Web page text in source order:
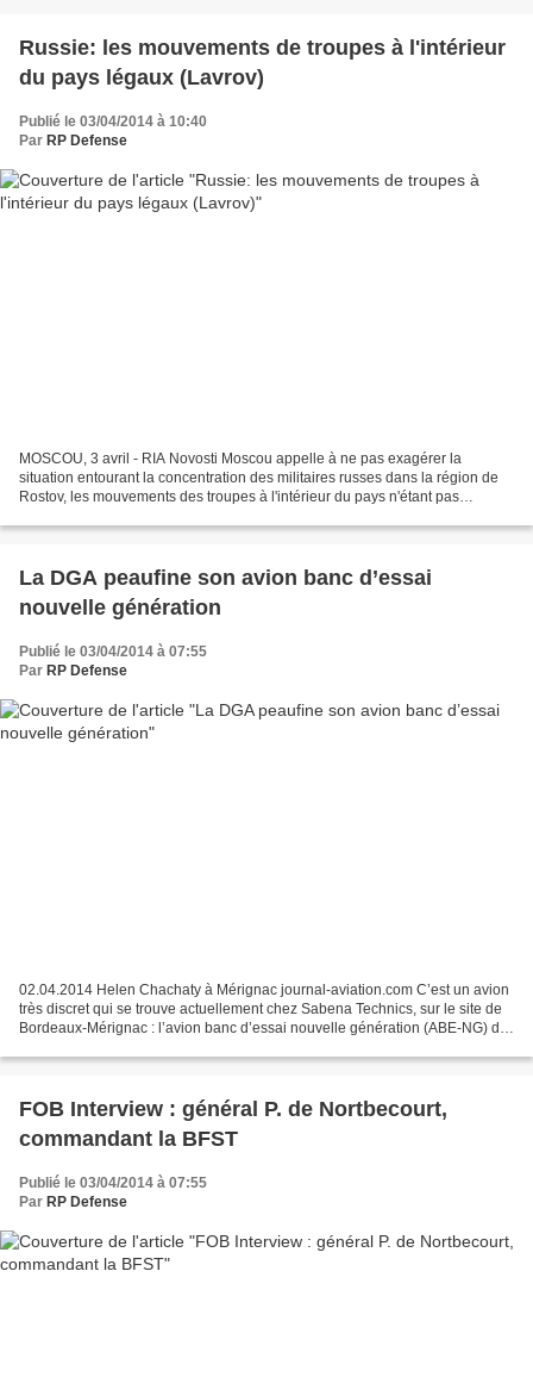
Russie: les mouvements de troupes à l'intérieur
du pays légaux (Lavrov)
Publié le 03/04/2014 à 10:40
Par RP Defense
MOSCOU, 3 avril - RIA Novosti Moscou appelle à ne pas exagérer la
situation entourant la concentration des militaires russes dans la région de
Rostov, les mouvements des troupes à l'intérieur du pays n'étant pas
La DGA peaufine son avion banc d’essai
nouvelle génération
Publié le 03/04/2014 à 07:55
Par RP Defense
02.04.2014 Helen Chachaty à Mérignac journal-aviation.com C’est un avion
très discret qui se trouve actuellement chez Sabena Technics, sur le site de
Bordeaux-Mérignac : l’avion banc d’essai nouvelle génération (ABE-NG) de
FOB Interview : général P. de Nortbecourt,
commandant la BFST
Publié le 03/04/2014 à 07:55
Par RP Defense